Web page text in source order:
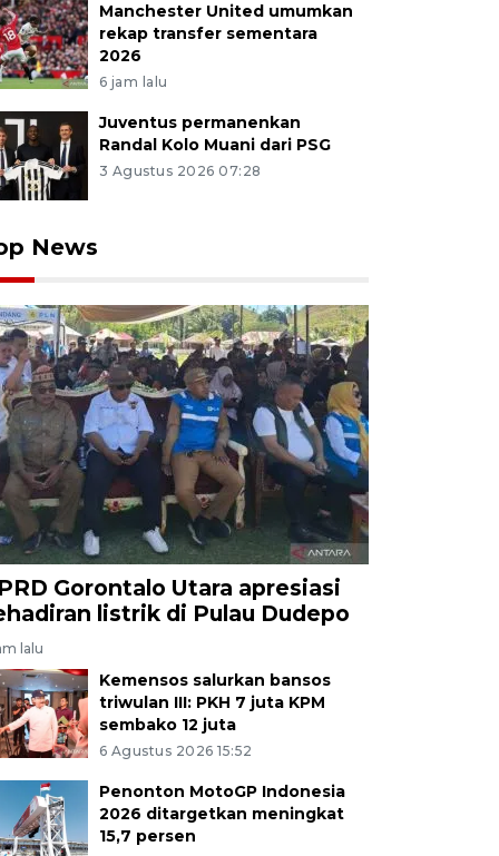
Manchester United umumkan
rekap transfer sementara
2026
6 jam lalu
Juventus permanenkan
Randal Kolo Muani dari PSG
3 Agustus 2026 07:28
News
Gorontalo Utara apresiasi
listrik di Pulau Dudepo
lalu
Kemensos salurkan bansos
triwulan III: PKH 7 juta KPM
sembako 12 juta
6 Agustus 2026 15:52
Penonton MotoGP Indonesia
2026 ditargetkan meningkat
15,7 persen